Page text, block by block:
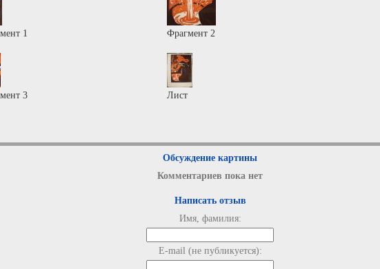
1 Фрагмент 2
3 Лист
Обсуждение картины
Комментариев пока нет
Написать отзыв
Имя, фамилия:
E-mail (не публикуется):